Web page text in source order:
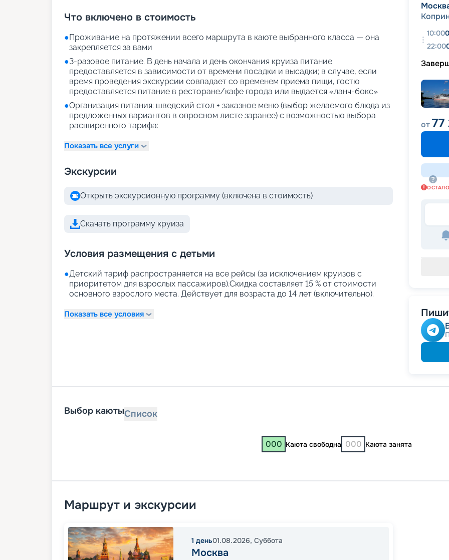
Что включено в стоимость
●Проживание на протяжении всего маршрута в каюте выбранного класса — она
закрепляется за вами
●3-разовое питание. В день начала и день окончания круиза питание
предоставляется в зависимости от времени посадки и высадки; в случае, если
время проведения экскурсии совпадает со временем приема пищи, гостю
предоставляется питание в ресторане/кафе города или выдается «ланч-бокс»
●Организация питания: шведский стол + заказное меню (выбор желаемого блюда из
предложенных вариантов в опросном листе заранее) с возможностью выбора
расширенного тарифа:
Показать все услуги
Экскурсии
Открыть экскурсионную программу (включена в стоимость)
Скачать программу круиза
Условия размещения с детьми
●Детский тариф распространяется на все рейсы (за исключением круизов с
приоритетом для взрослых пассажиров).Скидка составляет 15 % от стоимости
основного взрослого места. Действует для возраста до 14 лет (включительно).
Показать все условия
10:00
22:00
от77
Выбор каютыСписок
000 Каюта свободна 000 Каюта занята
Маршрут и экскурсии
1 день01.08.2026, Суббота
Москва